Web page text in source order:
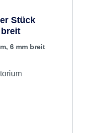
Stück
breit
6 mm breit
Raspatorium